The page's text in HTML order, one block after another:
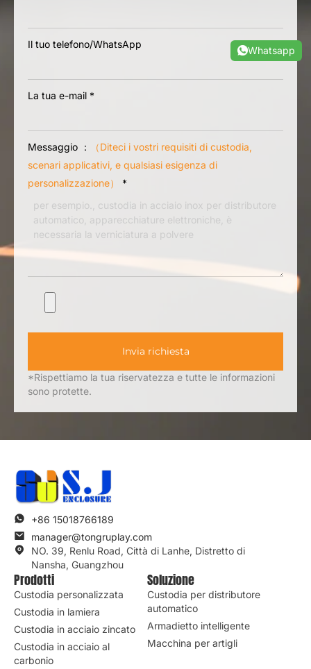
Il tuo telefono/WhatsApp
La tua e-mail *
Messaggio ：
（Diteci i vostri requisiti di custodia,
scenari applicativi, e qualsiasi esigenza di
personalizzazione）
*
Invia richiesta
*Rispettiamo la tua riservatezza e tutte le informazioni
sono protette.
+86 15018766189
manager@tongruplay.com
NO. 39, Renlu Road, Città di Lanhe, Distretto di
Nansha, Guangzhou
Prodotti
Custodia personalizzata
Custodia in lamiera
Custodia in acciaio zincato
Custodia in acciaio al
carbonio
Soluzione
Custodia per distributore
automatico
Armadietto intelligente
Macchina per artigli
Whatsapp